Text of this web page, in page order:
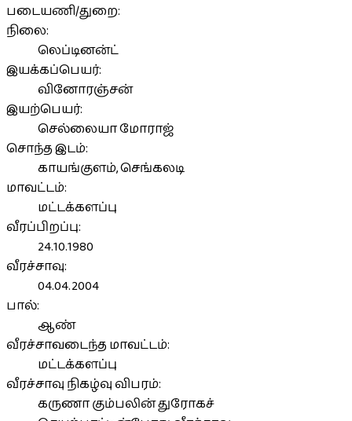
படையணி/துறை:
நிலை:
லெப்டினன்ட்
இயக்கப்பெயர்:
வினோரஞ்சன்
இயற்பெயர்:
செல்லையா மோராஜ்
சொந்த இடம்:
காயங்குளம், செங்கலடி
மாவட்டம்:
மட்டக்களப்பு
வீரப்பிறப்பு:
24.10.1980
வீரச்சாவு:
04.04.2004
பால்:
ஆண்
வீரச்சாவடைந்த மாவட்டம்:
மட்டக்களப்பு
வீரச்சாவு நிகழ்வு விபரம்:
கருணா கும்பலின் துரோகச்